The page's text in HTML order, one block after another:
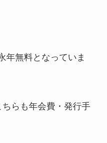
年無料となっていま
らも年会費・発行手